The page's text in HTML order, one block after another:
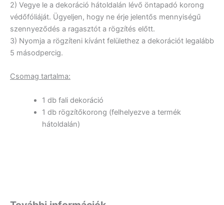
2) Vegye le a dekoráció hátoldalán lévő öntapadó korong
védőfóliáját. Ügyeljen, hogy ne érje jelentős mennyiségű
szennyeződés a ragasztót a rögzítés előtt.
3) Nyomja a rögzíteni kívánt felülethez a dekorációt legalább
5 másodpercig.
Csomag tartalma:
1 db fali dekoráció
1 db rögzítőkorong (felhelyezve a termék
hátoldalán)